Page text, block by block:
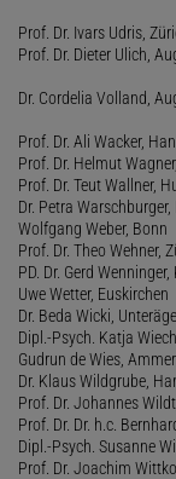
Prof. Dr. Ivars Udris,
Prof. Dr. Dieter Ulich,
Dr. Cordelia Volland,
Prof. Dr. Ali Wacker,
Prof. Dr. Helmut
Prof. Dr. Teut Wallner,
Dr. Petra Warschburger,
Wolfgang Weber, Bonn
Prof. Dr. Theo Wehner,
PD. Dr. Gerd
Uwe Wetter, Euskirchen
Dr. Beda Wicki,
Dipl.-Psych. Katja
Gudrun de Wies,
Dr. Klaus Wildgrube,
Prof. Dr. Johannes
Prof. Dr. Dr. h.c.
Dipl.-Psych. Susanne
Prof. Dr. Joachim